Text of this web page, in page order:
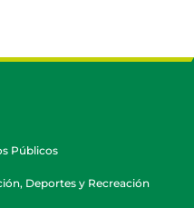
Públicos
Deportes y Recreación